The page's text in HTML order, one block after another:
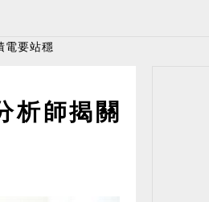
電要站穩
析師揭關